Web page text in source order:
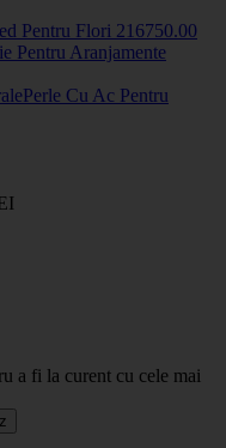
Pentru Flori 216750.00
Pentru Aranjamente
Perle Cu Ac Pentru
a fi la curent cu cele mai